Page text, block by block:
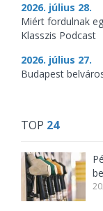
2026. július 28.
Miért fordulnak
Klasszis Podcast
2026. július 27.
Budapest
TOP 24